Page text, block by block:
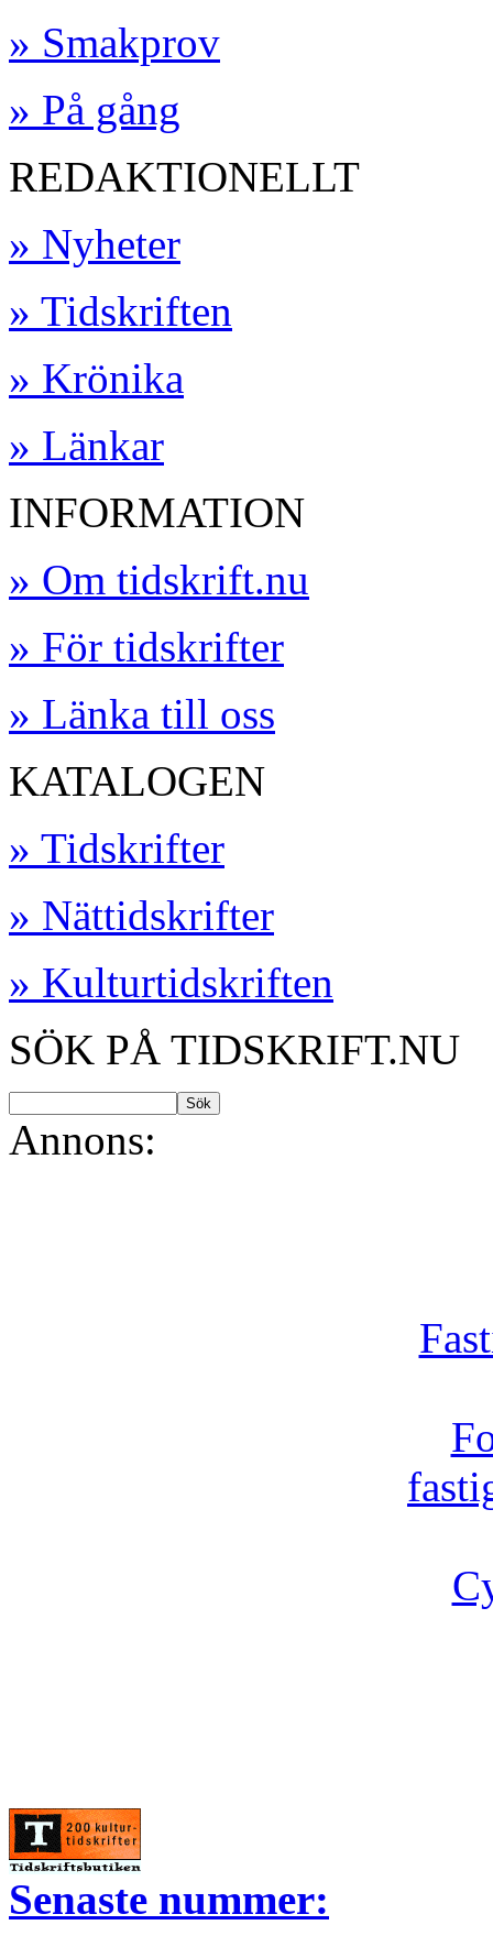
» Smakprov
» På gång
REDAKTIONELLT
» Nyheter
» Tidskriften
» Krönika
» Länkar
INFORMATION
» Om tidskrift.nu
» För tidskrifter
» Länka till oss
KATALOGEN
» Tidskrifter
» Nättidskrifter
» Kulturtidskriften
SÖK PÅ TIDSKRIFT.NU
Annons:
Senaste nummer: